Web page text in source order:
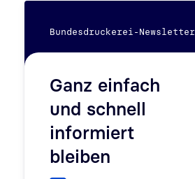
Bundesdruckerei-Newsletter
Ganz einfach
und schnell
informiert
bleiben